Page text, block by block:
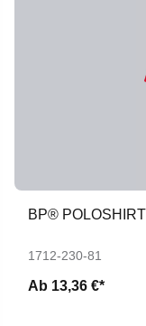
BP®
1712-230-81
Ab 13,36 €*